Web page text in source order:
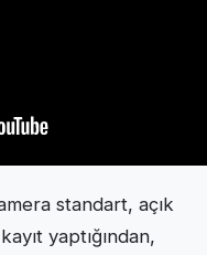
standart, açık
yaptığından,